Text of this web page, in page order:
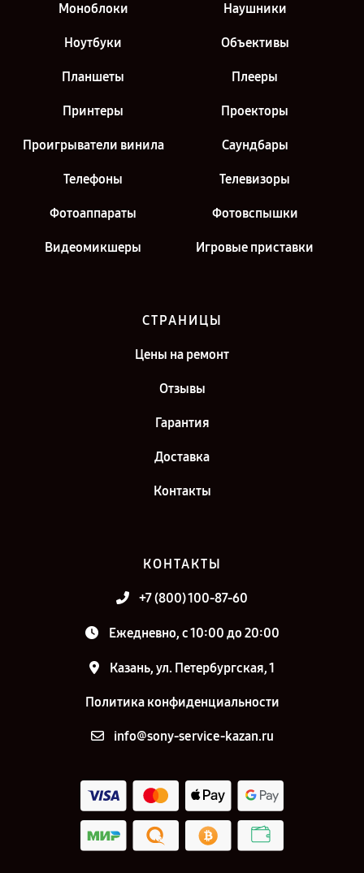
Моноблоки Наушники
Ноутбуки Объективы
Планшеты Плееры
Принтеры Проекторы
Проигрыватели винила Саундбары
Телефоны Телевизоры
Фотоаппараты Фотовспышки
Видеомикшеры Игровые приставки
СТРАНИЦЫ
Цены на ремонт
Отзывы
Гарантия
Доставка
Контакты
КОНТАКТЫ
+7 (800) 100-87-60
Ежедневно, с 10:00 до 20:00
Казань, ул. Петербургская, 1
Политика конфиденциальности
info@sony-service-kazan.ru